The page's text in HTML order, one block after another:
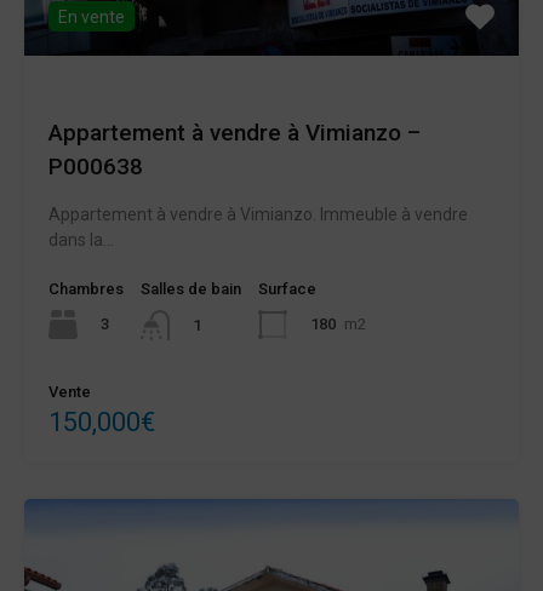
En vente
Appartement à vendre à Vimianzo –
P000638
Appartement à vendre à Vimianzo. Immeuble à vendre
dans la...
Chambres
3
Salles de bain
1
Surface
180 m2
Vente
150,000€